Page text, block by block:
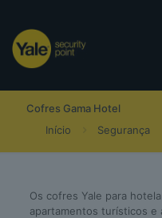
Cofres Gama Hotel
Início
Segurança
Os cofres Yale para
apartamentos turísticos e